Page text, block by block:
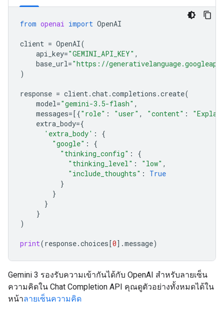
from openai import OpenAI
client = OpenAI(
api_key="GEMINI_API_KEY" ,
base_url="https://
)
response = client.chat.completions .create(
model="gemini-3.5-flash" ,
messages=[{"role" : "user" , "content" :
extra_body={
'extra_body' :
{
"google" :
{
"thinking_config" :
{
"thinking_level" : "low" ,
"include_thoughts" :
True
}
}
}
}
)
print(response.choices[0] .message)
Gemini 3 รองรับความเข้ากันได้กับ OpenAI สำหรับลายเซ็น
ความคิดใน Chat Completion API คุณดูตัวอย่างทั้งหมดได้ใน
หน้าลายเซ็นความคิด